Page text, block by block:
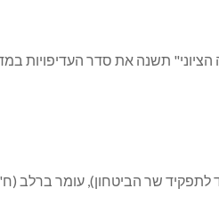
תשנה את סדר העדיפויות
לתפקיד שר הביטחון), עומר ברלב